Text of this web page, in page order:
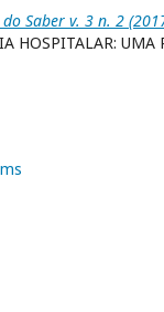
Saber v. 3 n. 2
HOSPITALAR: UMA